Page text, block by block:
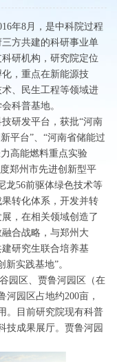
年8月，是中科院过程
方共建的科研事业单
研机构，研究院定位
，重点在新能源技
、民生工程等领域进
科普基地。
研发平台，获批“河南
平台”、“河南省储能过
高能燃料重点实验
郑州市先进创新型平
龙56前驱体绿色技术等
转化体系，开发并转
，在相关领域创造了
合战略，与郑州大
研究生联合培养基
实践基地”。
园区、贾鲁河园区（在
园区占地约200亩，
。目前研究院现有科普
技成果展厅。贾鲁河园